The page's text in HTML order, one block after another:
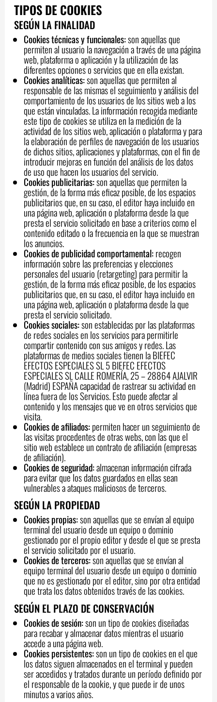
TIPOS DE COOKIES
SEGÚN LA FINALIDAD
Cookies técnicas y funcionales:son aquellas que
permiten al usuario la navegación a través de una página
web, plataforma o aplicación y la utilización de las
diferentes opciones o servicios que en ella existan.
Cookies analíticas:son aquellas que permiten al
responsable de las mismas el seguimiento y análisis del
comportamiento de los usuarios de los sitios web a los
que están vinculadas. La información recogida mediante
este tipo de cookies se utiliza en la medición de la
actividad de los sitios web, aplicación o plataforma y para
la elaboración de perfiles de navegación de los usuarios
de dichos sitios, aplicaciones y plataformas, con el fin de
introducir mejoras en función del análisis de los datos
de uso que hacen los usuarios del servicio.
Cookies publicitarias:son aquellas que permiten la
gestión, de la forma más eficaz posible, de los espacios
publicitarios que, en su caso, el editor haya incluido en
una página web, aplicación o plataforma desde la que
presta el servicio solicitado en base a criterios como el
contenido editado o la frecuencia en la que se muestran
los anuncios.
Cookies de publicidad comportamental:recogen
información sobre las preferencias y elecciones
personales del usuario (retargeting) para permitir la
gestión, de la forma más eficaz posible, de los espacios
publicitarios que, en su caso, el editor haya incluido en
una página web, aplicación o plataforma desde la que
presta el servicio solicitado.
Cookies sociales:son establecidas por las plataformas
de redes sociales en los servicios para permitirle
compartir contenido con sus amigos y redes. Las
plataformas de medios sociales tienen la BIEFEC
EFECTOS ESPECIALES SL 5 BIEFEC EFECTOS
ESPECIALES SL CALLE ROMERÍA, 25 – 28864 AJALVIR
(Madrid) ESPAÑA capacidad de rastrear su actividad en
línea fuera de los Servicios. Esto puede afectar al
contenido y los mensajes que ve en otros servicios que
visita.
Cookies de afiliados:permiten hacer un seguimiento de
las visitas procedentes de otras webs, con las que el
sitio web establece un contrato de afiliación (empresas
de afiliación).
Cookies de seguridad:almacenan información cifrada
para evitar que los datos guardados en ellas sean
vulnerables a ataques maliciosos de terceros.
SEGÚN LA PROPIEDAD
Cookies propias:son aquellas que se envían al equipo
terminal del usuario desde un equipo o dominio
gestionado por el propio editor y desde el que se presta
el servicio solicitado por el usuario.
Cookies de terceros:son aquellas que se envían al
equipo terminal del usuario desde un equipo o dominio
que no es gestionado por el editor, sino por otra entidad
que trata los datos obtenidos través de las cookies.
SEGÚN EL PLAZO DE CONSERVACIÓN
Cookies de sesión:son un tipo de cookies diseñadas
para recabar y almacenar datos mientras el usuario
accede a una página web.
Cookies persistentes:son un tipo de cookies en el que
los datos siguen almacenados en el terminal y pueden
ser accedidos y tratados durante un período definido por
el responsable de la cookie, y que puede ir de unos
minutos a varios años.